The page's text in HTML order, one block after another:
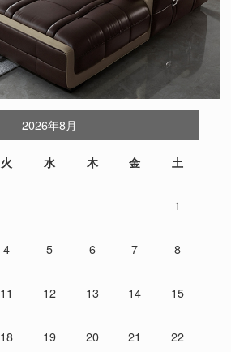
2026年8月
火 水 木 金 土
1
4 5 6 7 8
11 12 13 14 15
18 19 20 21 22